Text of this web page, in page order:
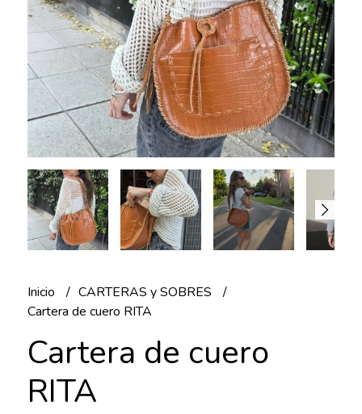
Inicio
CARTERAS y SOBRES
Cartera de cuero RITA
Cartera de cuero
RITA